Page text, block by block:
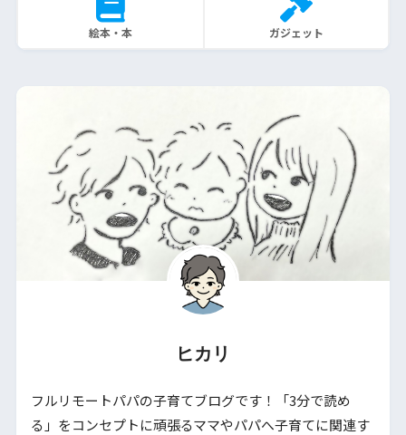
絵本・本 ガジェット
ヒカリ
フルリモートパパの子育てブログです！「3分で読め
る」をコンセプトに頑張るママやパパへ子育てに関連す